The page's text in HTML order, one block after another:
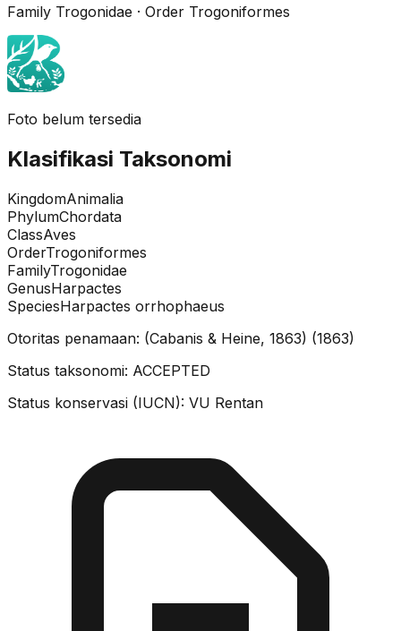
Family Trogonidae · Order Trogoniformes
Foto belum tersedia
Klasifikasi Taksonomi
KingdomAnimalia
PhylumChordata
ClassAves
OrderTrogoniformes
FamilyTrogonidae
GenusHarpactes
SpeciesHarpactes orrhophaeus
Otoritas penamaan: (Cabanis & Heine, 1863) (1863)
Status taksonomi: ACCEPTED
Status konservasi (IUCN): VU Rentan